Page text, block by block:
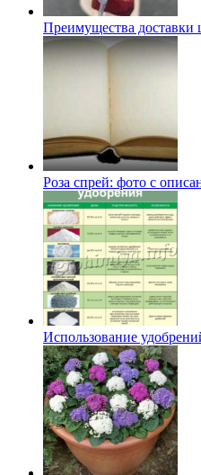
Преимущества доставки
Роза спрей: фото с
Использование